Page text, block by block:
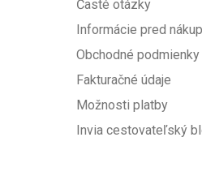
Časté otázky
Informácie pred
Obchodné podmienky
Fakturačné údaje
Možnosti platby
Invia cestovateľský